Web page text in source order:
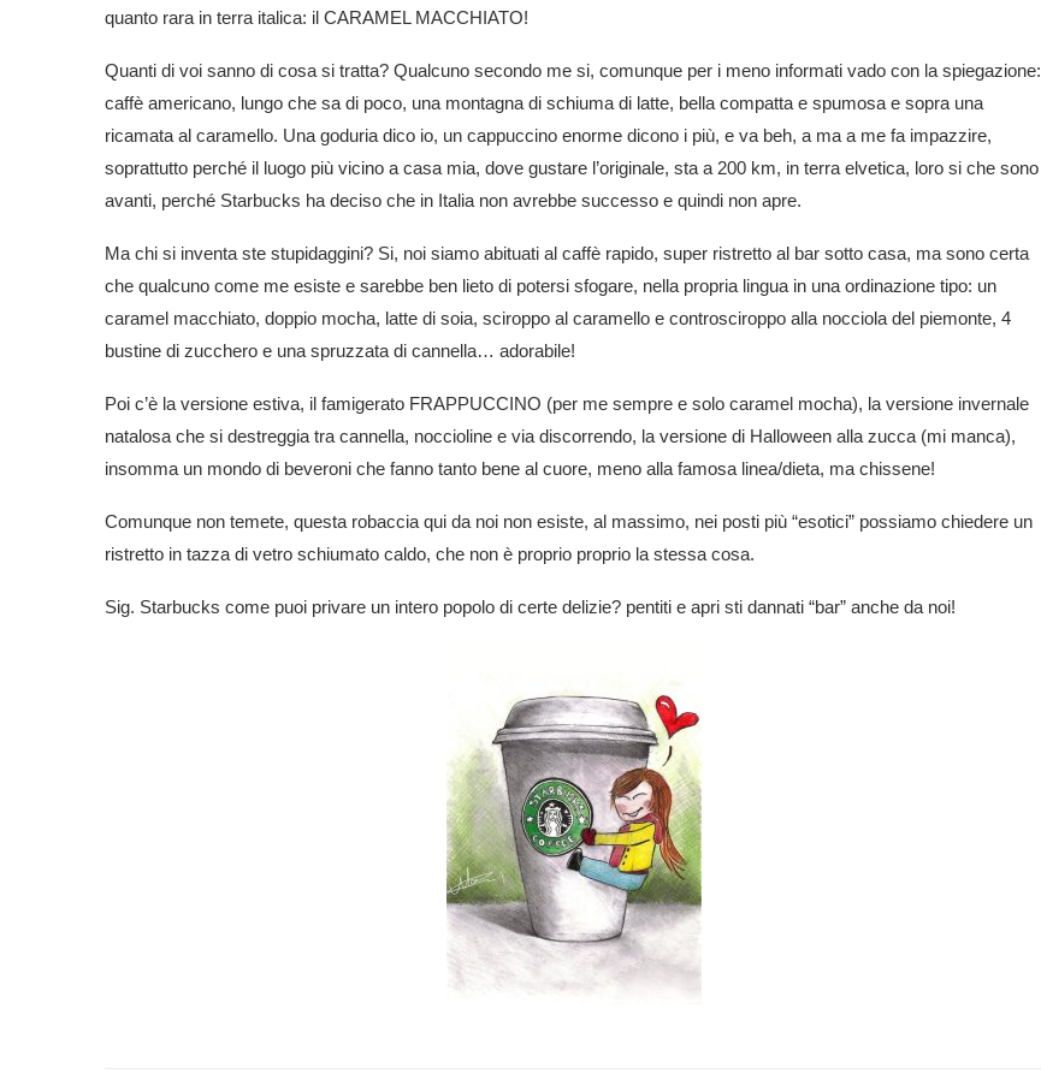
quanto rara in terra italica: il CARAMEL MACCHIATO!
Quanti di voi sanno di cosa si tratta? Qualcuno secondo me si, comunque per i meno informati vado con la spiegazione:
caffè americano, lungo che sa di poco, una montagna di schiuma di latte, bella compatta e spumosa e sopra una
ricamata al caramello. Una goduria dico io, un cappuccino enorme dicono i più, e va beh, a ma a me fa impazzire,
soprattutto perché il luogo più vicino a casa mia, dove gustare l’originale, sta a 200 km, in terra elvetica, loro si che sono
avanti, perché Starbucks ha deciso che in Italia non avrebbe successo e quindi non apre.
Ma chi si inventa ste stupidaggini? Si, noi siamo abituati al caffè rapido, super ristretto al bar sotto casa, ma sono certa
che qualcuno come me esiste e sarebbe ben lieto di potersi sfogare, nella propria lingua in una ordinazione tipo: un
caramel macchiato, doppio mocha, latte di soia, sciroppo al caramello e controsciroppo alla nocciola del piemonte, 4
bustine di zucchero e una spruzzata di cannella… adorabile!
Poi c’è la versione estiva, il famigerato FRAPPUCCINO (per me sempre e solo caramel mocha), la versione invernale
natalosa che si destreggia tra cannella, noccioline e via discorrendo, la versione di Halloween alla zucca (mi manca),
insomma un mondo di beveroni che fanno tanto bene al cuore, meno alla famosa linea/dieta, ma chissene!
Comunque non temete, questa robaccia qui da noi non esiste, al massimo, nei posti più “esotici” possiamo chiedere un
ristretto in tazza di vetro schiumato caldo, che non è proprio proprio la stessa cosa.
Sig. Starbucks come puoi privare un intero popolo di certe delizie? pentiti e apri sti dannati “bar” anche da noi!